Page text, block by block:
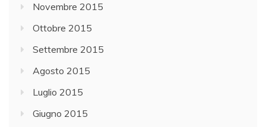
Novembre 2015
Ottobre 2015
Settembre 2015
Agosto 2015
Luglio 2015
Giugno 2015